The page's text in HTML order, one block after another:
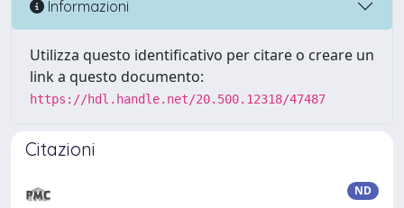
Informazioni
Utilizza questo identificativo per citare o creare un
link a questo documento:
https://hdl.handle.net/20.500.12318/47487
Citazioni
ND